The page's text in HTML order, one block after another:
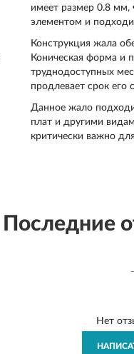
имеет размер 0.8 мм,
элементом и
Конструкция жала
Коническая форма и
труднодоступных
продлевает срок его
Данное жало
плат и другими
критически важно
Последние
Нет